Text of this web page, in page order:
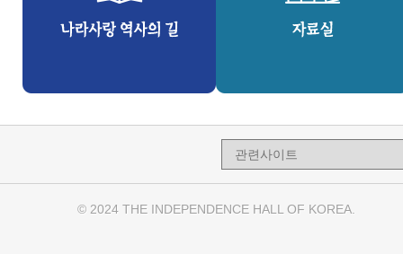
© 2024 THE INDEPENDENCE HALL OF KOREA.